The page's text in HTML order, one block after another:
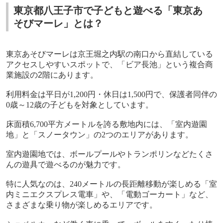
東京都八王子市で子どもと遊べる「東京あ
そびマーレ」とは？
東京あそびマーレは京王堀之内駅の南口から直結している
アクセスしやすいスポットで、「ビア長池」という複合商
業施設の2階にあります。
利用料金は平日が1,200円・休日は1,500円で、保護者同伴の
0歳～ 12歳の子どもを対象としています。
床面積6,700平方メートルを誇る敷地内には、「室内遊園
地」と「スノータウン」の2つのエリアがあります。
室内遊園地では、ボールプールやトランポリンなどたくさ
んの遊具で遊べるのが魅力です。
特に人気なのは、 240メートルの長距離移動が楽しめる「室
内ミニエクスプレス電車」や、「電動ゴーカート」など、
さまざまな乗り物が楽しめるエリアです。